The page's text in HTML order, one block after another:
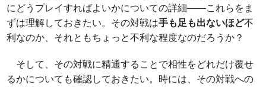
にどうプレイすればよいかについての詳細――これらをま
ずは理解しておきたい。その対戦は手も足も出ないほど不
利なのか、それともちょっと不利な程度なのだろうか？
そして、その対戦に精通することで相性をどれだけ覆せ
るかについても確認しておきたい。時には、その対戦への